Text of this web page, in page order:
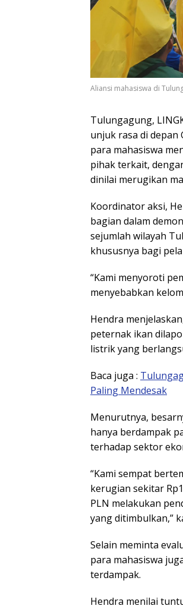
Aliansi mahasiswa di
Tulungagung,
unjuk rasa di depan
para mahasiswa
pihak terkait,
dinilai merugikan
Koordinator aksi,
bagian dalam
sejumlah wilayah
khususnya bagi
“Kami menyoroti
menyebabkan
Hendra
peternak ikan
listrik yang
Baca juga :
Paling Mendesak
Menurutnya,
hanya berdampak
terhadap sektor
“Kami sempat
kerugian sekitar
PLN melakukan
yang ditimbulkan,”
Selain meminta
para mahasiswa
terdampak.
Hendra menilai